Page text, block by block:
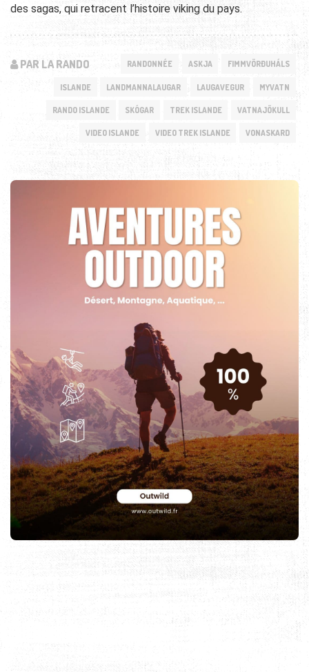
des sagas, qui retracent l’histoire viking du pays.
PAR LA RANDO RANDONNÉE ASKJA FIMMVÖRÐUHÁLS
ISLANDE LANDMANNALAUGAR LAUGAVEGUR MYVATN
RANDO ISLANDE SKÓGAR TREK ISLANDE VATNAJÖKULL
VIDEO ISLANDE VIDEO TREK ISLANDE VONASKARD